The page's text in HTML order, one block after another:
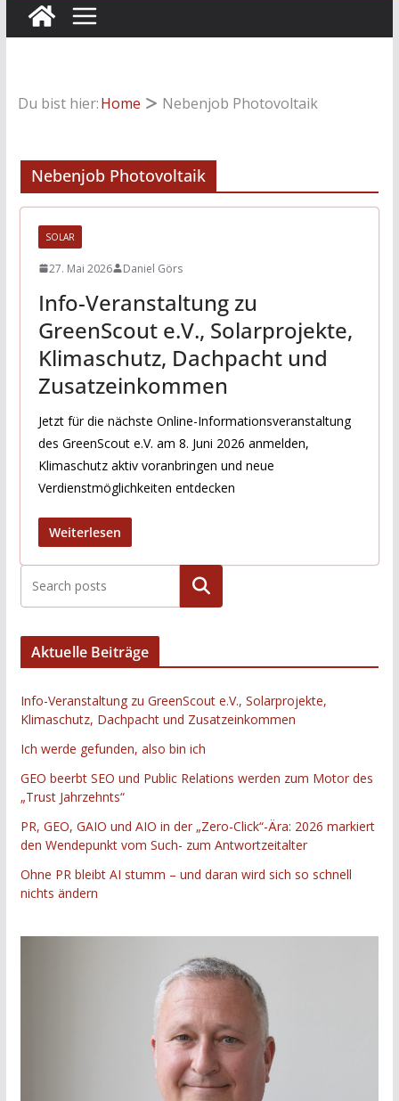
Du bist hier:Home Nebenjob Photovoltaik
Nebenjob Photovoltaik
SOLAR
27. Mai 2026 Daniel Görs
Info-Veranstaltung zu
GreenScout e.V., Solarprojekte,
Klimaschutz, Dachpacht und
Zusatzeinkommen
Jetzt für die nächste Online-Informationsveranstaltung
des GreenScout e.V. am 8. Juni 2026 anmelden,
Klimaschutz aktiv voranbringen und neue
Verdienstmöglichkeiten entdecken
Weiterlesen
Suchen
Aktuelle Beiträge
Info-Veranstaltung zu GreenScout e.V., Solarprojekte,
Klimaschutz, Dachpacht und Zusatzeinkommen
Ich werde gefunden, also bin ich
GEO beerbt SEO und Public Relations werden zum Motor des
„Trust Jahrzehnts“
PR, GEO, GAIO und AIO in der „Zero-Click“-Ära: 2026 markiert
den Wendepunkt vom Such- zum Antwortzeitalter
Ohne PR bleibt AI stumm – und daran wird sich so schnell
nichts ändern